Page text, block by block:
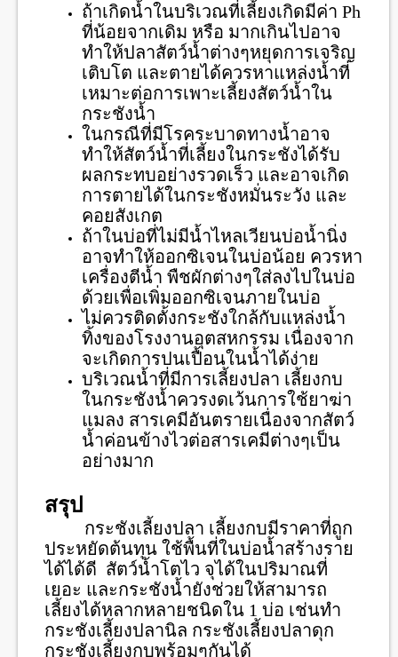
ถ้าเกิดน้ำในบริเวณที่เลี้ยงเกิดมีค่า Ph
ที่น้อยจากเดิม หรือ มากเกินไปอาจ
ทำให้ปลาสัตว์น้ำต่างๆหยุดการเจริญ
เติบโต และตายได้ควรหาแหล่งน้ำที่
เหมาะต่อการเพาะเลี้ยงสัตว์น้ำใน
กระชังน้ำ
ในกรณีที่มีโรคระบาดทางน้ำอาจ
ทำให้สัตว์น้ำที่เลี้ยงในกระชังได้รับ
ผลกระทบอย่างรวดเร็ว และอาจเกิด
การตายได้ในกระชังหมั่นระวัง และ
คอยสังเกต
ถ้าในบ่อที่ไม่มีน้ำไหลเวียนบ่อน้ำนิ่ง
อาจทำให้ออกซิเจนในบ่อน้อย ควรหา
เครื่องตีน้ำ พืชผักต่างๆใส่ลงไปในบ่อ
ด้วยเพื่อเพิ่มออกซิเจนภายในบ่อ
ไม่ควรติดตั้งกระชังใกล้กับแหล่งน้ำ
ทิ้งของโรงงานอุตสหกรรม เนื่องจาก
จะเกิดการปนเปื้อนในน้ำได้ง่าย
บริเวณน้ำที่มีการเลี้ยงปลา เลี้ยงกบ
ในกระชังน้ำควรงดเว้นการใช้ยาฆ่า
แมลง สารเคมีอันตรายเนื่องจากสัตว์
น้ำค่อนข้างไวต่อสารเคมีต่างๆเป็น
อย่างมาก
สรุป
กระชังเลี้ยงปลา เลี้ยงกบมีราคาที่ถูก
ประหยัดต้นทุน ใช้พื้นที่ในบ่อน้ำสร้างราย
ได้ได้ดี สัตว์น้ำโตไว จุได้ในปริมาณที่
เยอะ และกระชังน้ำยังช่วยให้สามารถ
เลี้ยงได้หลากหลายชนิดใน 1 บ่อ เช่นทำ
กระชังเลี้ยงปลานิล กระชังเลี้ยงปลาดุก
กระชังเลี้ยงกบพร้อมๆกันได้